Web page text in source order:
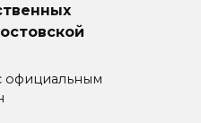
официальным